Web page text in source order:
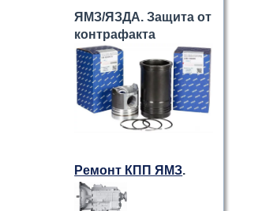
ЯМЗ/ЯЗДА. Защита от
контрафакта
Ремонт КПП ЯМЗ.